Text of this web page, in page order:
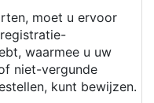
moet u ervoor
waarmee u uw
niet-vergunde
kunt bewijzen.